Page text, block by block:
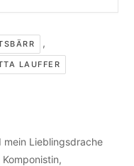
,
LAUFFER
mein Lieblingsdrache